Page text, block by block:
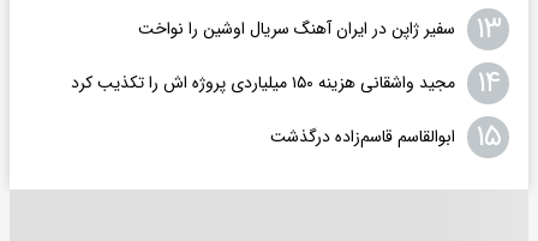
۱۳ سفیر ژاپن در ایران آهنگ سریال اوشین را نواخت
۱۴ مجید واشقانی هزینه ۱۵۰ میلیاردی پروژه اش را تکذیب کرد
۱۵ ابوالقاسم قاسم‌زاده درگذشت